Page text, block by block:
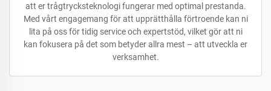
att er trågtrycksteknologi fungerar med optimal prestanda.
Med vårt engagemang för att upprätthålla förtroende kan ni
lita på oss för tidig service och expertstöd, vilket gör att ni
kan fokusera på det som betyder allra mest – att utveckla er
verksamhet.